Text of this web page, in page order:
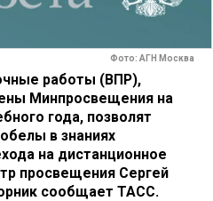
Фото: АГН Москва
работы (ВПР),
Минпросвещения на
года, позволят
в знаниях
на дистанционное
просвещения Сергей
сообщает ТАСС.